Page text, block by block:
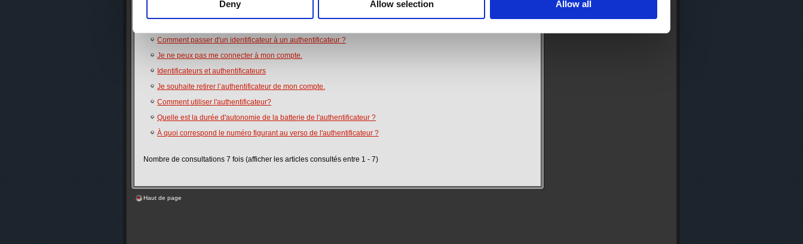
Deny Allow selection Allow all
Nombre de consultations 7 fois (afficher les articles consultés entre 1 - 7)
Comment passer d'un identificateur à un authentificateur ?
Je ne peux pas me connecter à mon compte.
Identificateurs et authentificateurs
Je souhaite retirer l’authentificateur de mon compte.
Comment utiliser l'authentificateur?
Quelle est la durée d'autonomie de la batterie de l'authentificateur ?
À quoi correspond le numéro figurant au verso de l'authentificateur ?
Nombre de consultations 7 fois (afficher les articles consultés entre 1 - 7)
Haut de page